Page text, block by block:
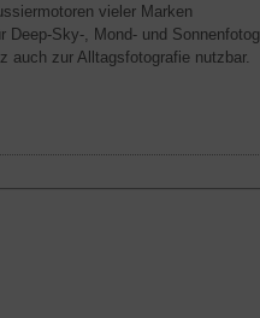
vieler Marken
Deep-Sky-, Mond- und
auch zur Alltagsfotografie nutzbar.